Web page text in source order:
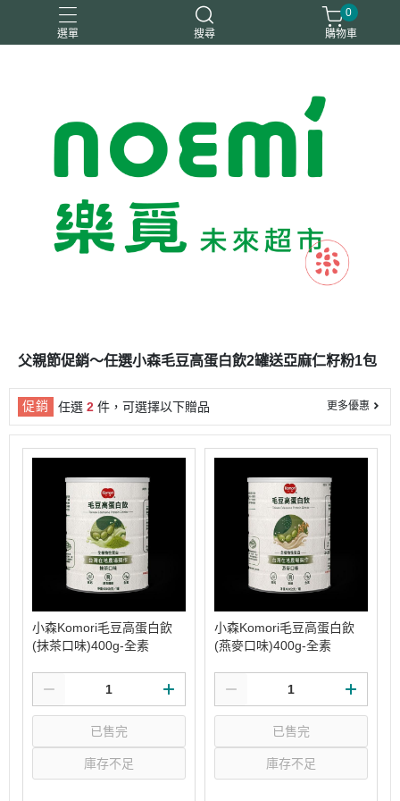
選單 搜尋
0
購物車
父親節促銷～任選小森毛豆高蛋白飲2罐送亞麻仁籽粉1包
促銷 任選 2 件，可選擇以下贈品 更多優惠
小森Komori毛豆高蛋白飲
(抹茶口味)400g-全素
已售完
庫存不足
小森Komori毛豆高蛋白飲
(燕麥口味)400g-全素
已售完
庫存不足